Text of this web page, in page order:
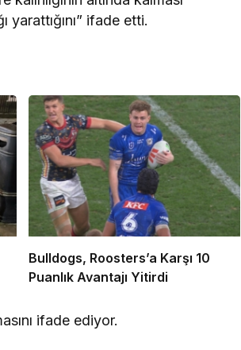
ifade etti.
Bulldogs, Roosters’a Karşı 10
Puanlık Avantajı Yitirdi
ifade ediyor.